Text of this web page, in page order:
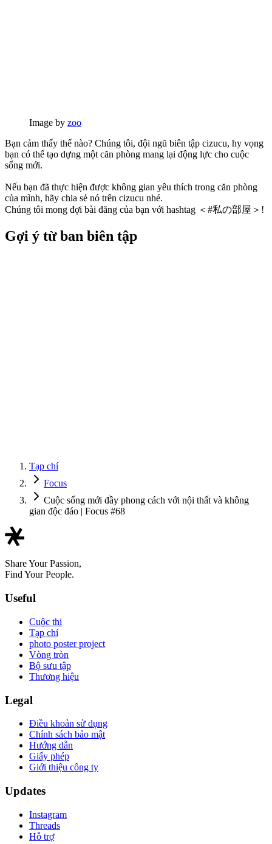
Image by zoo
Bạn cảm thấy thế nào? Chúng tôi, đội ngũ biên tập cizucu, hy vọng
bạn có thể tạo dựng một căn phòng mang lại động lực cho cuộc
sống mới.
Nếu bạn đã thực hiện được không gian yêu thích trong căn phòng
của mình, hãy chia sẻ nó trên cizucu nhé.
Chúng tôi mong đợi bài đăng của bạn với hashtag ＜#私の部屋＞!
Gợi ý từ ban biên tập
Tạp chí
Focus
Cuộc sống mới đầy phong cách với nội thất và không
gian độc đáo | Focus #68
Share Your Passion,
Find Your People.
Useful
Cuộc thi
Tạp chí
photo poster project
Vòng tròn
Bộ sưu tập
Thương hiệu
Legal
Điều khoản sử dụng
Chính sách bảo mật
Hướng dẫn
Giấy phép
Giới thiệu công ty
Updates
Instagram
Threads
Hỗ trợ